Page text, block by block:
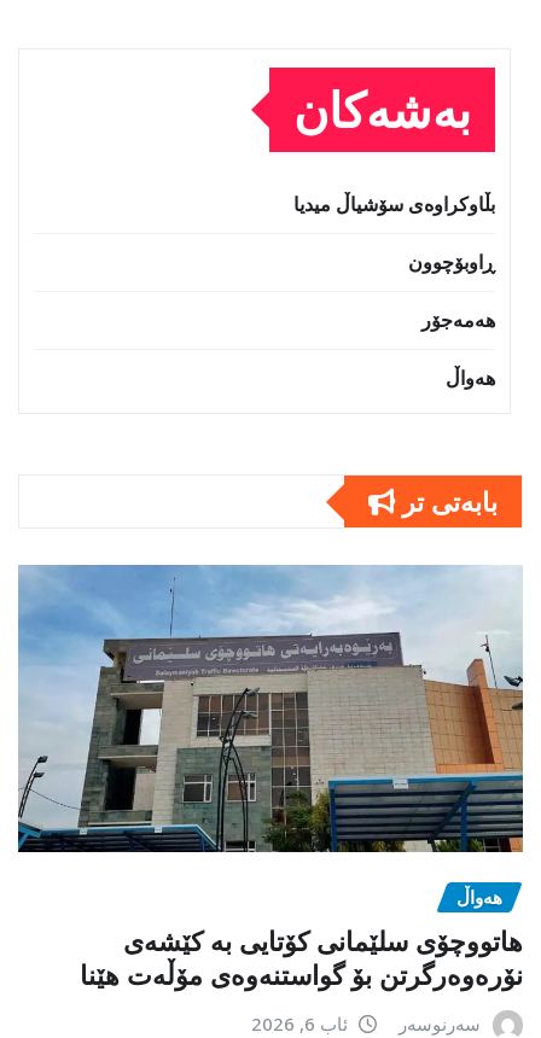
بەشەکان
بڵاوکراوەی سۆشیاڵ میدیا
ڕاوبۆچوون
هەمەجۆر
هەواڵ
بابەتى تر
هەواڵ
هاتووچۆی سلێمانی کۆتایی بە کێشەی
نۆرەوەرگرتن بۆ گواستنەوەی مۆڵەت هێنا
سەرنوسەر ئاب 6, 2026